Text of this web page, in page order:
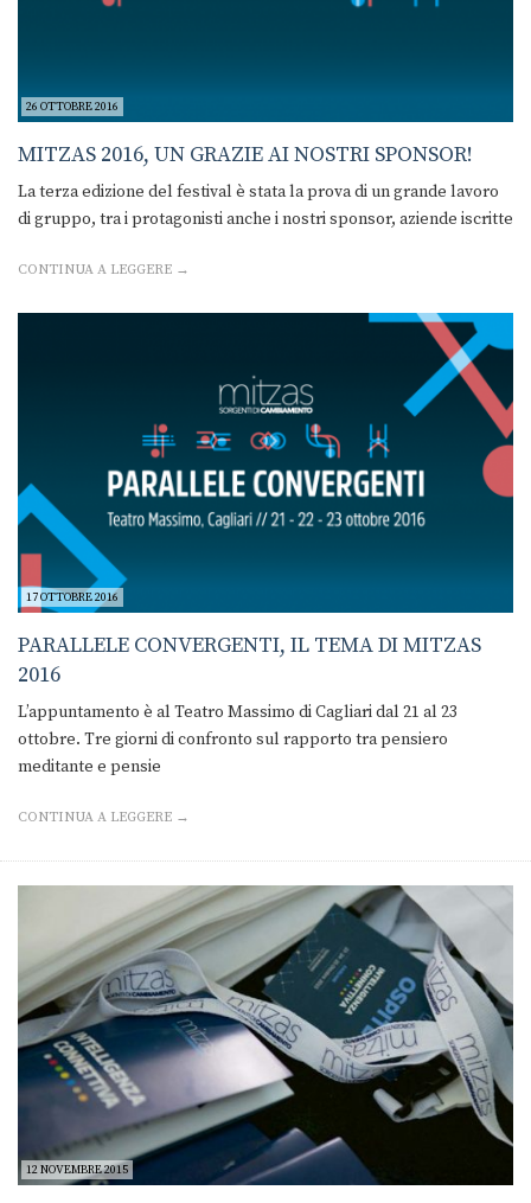
26 OTTOBRE 2016
MITZAS 2016, UN GRAZIE AI NOSTRI SPONSOR!
La terza edizione del festival è stata la prova di un grande lavoro
di gruppo, tra i protagonisti anche i nostri sponsor, aziende iscritte
CONTINUA A LEGGERE →
17 OTTOBRE 2016
PARALLELE CONVERGENTI, IL TEMA DI MITZAS
2016
L’appuntamento è al Teatro Massimo di Cagliari dal 21 al 23
ottobre. Tre giorni di confronto sul rapporto tra pensiero
meditante e pensie
CONTINUA A LEGGERE →
12 NOVEMBRE 2015